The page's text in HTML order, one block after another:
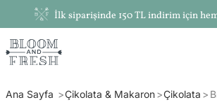
İlk siparişinde 150 TL indirim için
Ana Sayfa Çikolata & Makaron Çikolata